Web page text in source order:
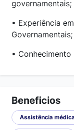
governamentais;
• Experiência
Governamentais;
•
Beneficios
Assistência